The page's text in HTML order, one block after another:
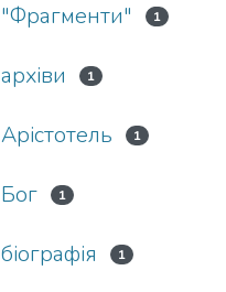
"Фрагменти" 1
архіви 1
Арістотель 1
Бог 1
біографія 1